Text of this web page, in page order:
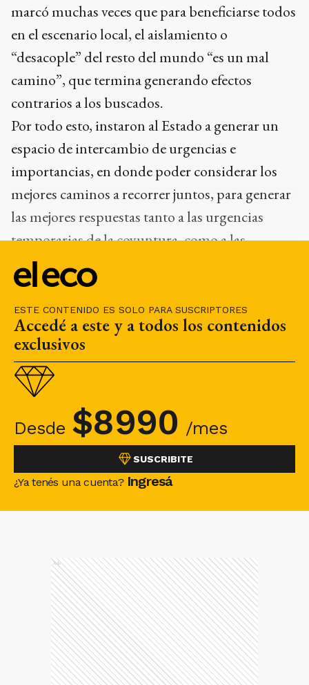
ESTE CONTENIDO ES SOLO PARA SUSCRIPTORES
Accedé a este y a todos los contenidos
exclusivos
Desde $8990 /mes
SUSCRIBITE
¿Ya tenés una cuenta? Ingresá
marcó muchas veces que para beneficiarse todos
en el escenario local, el aislamiento o
“desacople” del resto del mundo “es un mal
camino”, que termina generando efectos
contrarios a los buscados.
Por todo esto, instaron al Estado a generar un
espacio de intercambio de urgencias e
importancias, en donde poder considerar los
mejores caminos a recorrer juntos, para generar
las mejores respuestas tanto a las urgencias
temporarias de la coyuntura, como a las
necesidades permanentes de la sociedad y los
sectores productivos que abastecen.
Ads